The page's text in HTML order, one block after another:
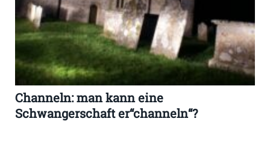
Channeln: man kann eine
Schwangerschaft er“channeln“?